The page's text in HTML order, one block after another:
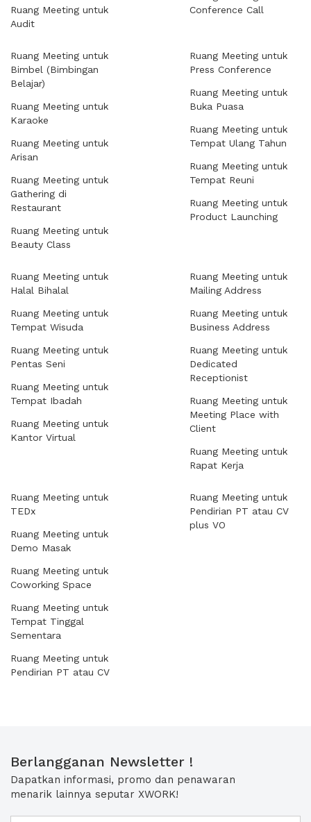
Ruang Meeting untuk
Audit
Conference Call
Ruang Meeting untuk
Bimbel (Bimbingan
Belajar)
Ruang Meeting untuk
Karaoke
Ruang Meeting untuk
Arisan
Ruang Meeting untuk
Gathering di
Restaurant
Ruang Meeting untuk
Beauty Class
Ruang Meeting untuk
Press Conference
Ruang Meeting untuk
Buka Puasa
Ruang Meeting untuk
Tempat Ulang Tahun
Ruang Meeting untuk
Tempat Reuni
Ruang Meeting untuk
Product Launching
Ruang Meeting untuk
Halal Bihalal
Ruang Meeting untuk
Tempat Wisuda
Ruang Meeting untuk
Pentas Seni
Ruang Meeting untuk
Tempat Ibadah
Ruang Meeting untuk
Kantor Virtual
Ruang Meeting untuk
Mailing Address
Ruang Meeting untuk
Business Address
Ruang Meeting untuk
Dedicated
Receptionist
Ruang Meeting untuk
Meeting Place with
Client
Ruang Meeting untuk
Rapat Kerja
Ruang Meeting untuk
TEDx
Ruang Meeting untuk
Demo Masak
Ruang Meeting untuk
Coworking Space
Ruang Meeting untuk
Tempat Tinggal
Sementara
Ruang Meeting untuk
Pendirian PT atau CV
Ruang Meeting untuk
Pendirian PT atau CV
plus VO
Berlangganan Newsletter !
Dapatkan informasi, promo dan penawaran
menarik lainnya seputar XWORK!